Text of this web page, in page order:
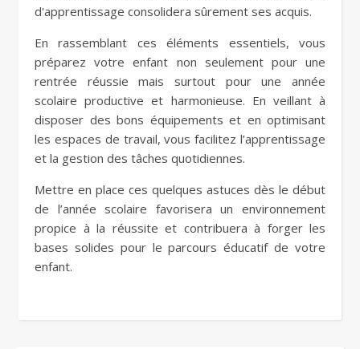
d'apprentissage consolidera sûrement ses acquis.
En rassemblant ces éléments essentiels, vous
préparez votre enfant non seulement pour une
rentrée réussie mais surtout pour une année
scolaire productive et harmonieuse. En veillant à
disposer des bons équipements et en optimisant
les espaces de travail, vous facilitez l’apprentissage
et la gestion des tâches quotidiennes.
Mettre en place ces quelques astuces dès le début
de l’année scolaire favorisera un environnement
propice à la réussite et contribuera à forger les
bases solides pour le parcours éducatif de votre
enfant.